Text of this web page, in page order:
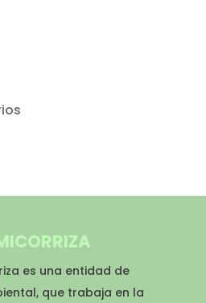
es una entidad de
que trabaja en la